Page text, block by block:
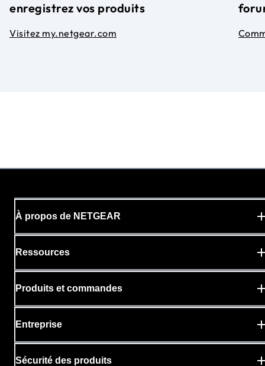
enregistrez vos produits
Visitez my.netgear.com
À propos de NETGEAR
Ressources
Produits et commandes
Entreprise
Sécurité des produits